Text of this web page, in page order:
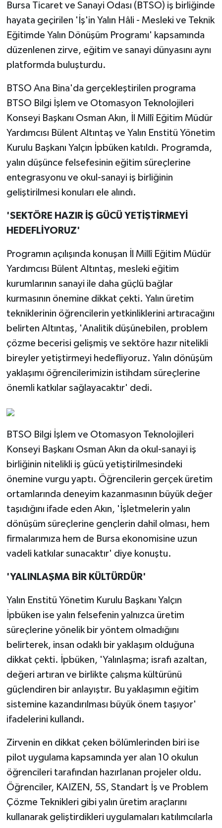
Bursa Ticaret ve Sanayi Odası (BTSO) iş birliğinde
hayata geçirilen 'İş'in Yalın Hâli - Mesleki ve Teknik
Eğitimde Yalın Dönüşüm Programı' kapsamında
düzenlenen zirve, eğitim ve sanayi dünyasını aynı
platformda buluşturdu.
BTSO Ana Bina'da gerçekleştirilen programa
BTSO Bilgi İşlem ve Otomasyon Teknolojileri
Konseyi Başkanı Osman Akın, İl Millî Eğitim Müdür
Yardımcısı Bülent Altıntaş ve Yalın Enstitü Yönetim
Kurulu Başkanı Yalçın İpbüken katıldı. Programda,
yalın düşünce felsefesinin eğitim süreçlerine
entegrasyonu ve okul-sanayi iş birliğinin
geliştirilmesi konuları ele alındı.
'SEKTÖRE HAZIR İŞ GÜCÜ YETİŞTİRMEYİ
HEDEFLİYORUZ'
Programın açılışında konuşan İl Millî Eğitim Müdür
Yardımcısı Bülent Altıntaş, mesleki eğitim
kurumlarının sanayi ile daha güçlü bağlar
kurmasının önemine dikkat çekti. Yalın üretim
tekniklerinin öğrencilerin yetkinliklerini artıracağını
belirten Altıntaş, 'Analitik düşünebilen, problem
çözme becerisi gelişmiş ve sektöre hazır nitelikli
bireyler yetiştirmeyi hedefliyoruz. Yalın dönüşüm
yaklaşımı öğrencilerimizin istihdam süreçlerine
önemli katkılar sağlayacaktır' dedi.
BTSO Bilgi İşlem ve Otomasyon Teknolojileri
Konseyi Başkanı Osman Akın da okul-sanayi iş
birliğinin nitelikli iş gücü yetiştirilmesindeki
önemine vurgu yaptı. Öğrencilerin gerçek üretim
ortamlarında deneyim kazanmasının büyük değer
taşıdığını ifade eden Akın, 'İşletmelerin yalın
dönüşüm süreçlerine gençlerin dahil olması, hem
firmalarımıza hem de Bursa ekonomisine uzun
vadeli katkılar sunacaktır' diye konuştu.
'YALINLAŞMA BİR KÜLTÜRDÜR'
Yalın Enstitü Yönetim Kurulu Başkanı Yalçın
İpbüken ise yalın felsefenin yalnızca üretim
süreçlerine yönelik bir yöntem olmadığını
belirterek, insan odaklı bir yaklaşım olduğuna
dikkat çekti. İpbüken, 'Yalınlaşma; israfı azaltan,
değeri artıran ve birlikte çalışma kültürünü
güçlendiren bir anlayıştır. Bu yaklaşımın eğitim
sistemine kazandırılması büyük önem taşıyor'
ifadelerini kullandı.
Zirvenin en dikkat çeken bölümlerinden biri ise
pilot uygulama kapsamında yer alan 10 okulun
öğrencileri tarafından hazırlanan projeler oldu.
Öğrenciler, KAIZEN, 5S, Standart İş ve Problem
Çözme Teknikleri gibi yalın üretim araçlarını
kullanarak geliştirdikleri uygulamaları katılımcılarla